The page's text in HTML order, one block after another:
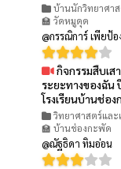
บ้านนักวิทยาศา
🏫 วัดหมูดุด
@กรรณิการ์ เพียป้อ
กิจกรรมสืบเส
ระยะทางของฉัน
โรงเรียนบ้านช่อ
วิทยาศาสตร์แล
🏫 บ้านช่องกะพัด
@ณัฐธิดา ทิมอ่อน